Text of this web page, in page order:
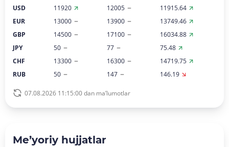
USD 11920 12005
11915.64
EUR
13000 13900
13749.46
GBP
14500 17100
16034.88
JPY
50 77
75.48
CHF
13300 16300
14719.75
RUB
50 147 146.19
07.08.2026 11:15:00 dan ma’lumotlar
Me’yoriy hujjatlar